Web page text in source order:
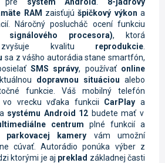
RAM zaisťujúšpičkový výkon a
Náročný poslucháč ocení funkciu
signálového procesora), ktorá
zvyšuje kvalitu reprodukcie
sa z vášho autorádia stane smartfón,
SMS správy, používať online
dopravnou situáciou alebo
funkcie. Váš mobilný telefón
vrecku vďaka funkcii CarPlay a
systému Android 12 budete mať v
centrum plné funkcií a
parkovacej kamery vám umožní
cúvať. Autorádio ponúka výber z
ktorými je aj preklad základnej časti